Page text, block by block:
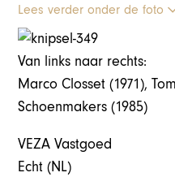
Lees verder onder de foto
Van links naar rechts:
Marco Closset (1971),
Schoenmakers (1985)
VEZA Vastgoed
Echt (NL)